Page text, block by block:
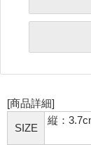
[商品詳細]
SIZE
縦：